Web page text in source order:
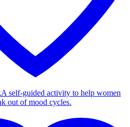
A self-guided activity to help women
out of mood cycles.